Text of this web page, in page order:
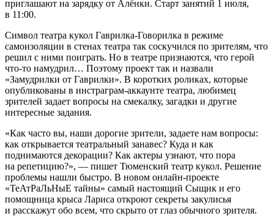
приглашают на зарядку от Алёнки. Старт занятий 1 июля,
в 11:00.
Символ театра кукол Гаврилка-Говорилка в режиме
самоизоляции в стенах театра так соскучился по зрителям, что
решил с ними поиграть. Но в театре признаются, что герой
что-то намудрил… Поэтому проект так и назвали
«Замудрилки от Гаврилки». В коротких роликах, которые
опубликованы в инстраграм-аккаунте театра, любимец
зрителей задает вопросы на смекалку, загадки и другие
интересные задания.
«Как часто вы, наши дорогие зрители, задаете нам вопросы:
как открывается театральный занавес? Куда и как
поднимаются декорации? Как актеры узнают, что пора
на репетицию?», — пишет Тюменский театр кукол. Решение
проблемы нашли быстро. В новом онлайн-проекте
«ТеАтРаЛьНыЕ тайны» самый настоящий Сыщик и его
помощница крыса Лариса откроют секреты закулисья
и расскажут обо всем, что скрыто от глаз обычного зрителя.